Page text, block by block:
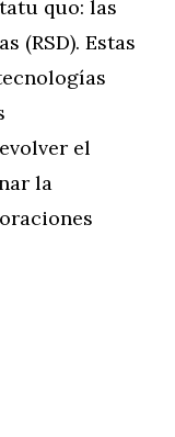
quo: las
(RSD). Estas
el
la